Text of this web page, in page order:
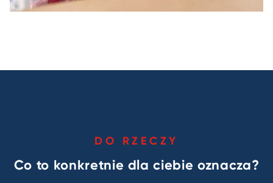
DO RZECZY
Co to konkretnie dla ciebie oznacza?